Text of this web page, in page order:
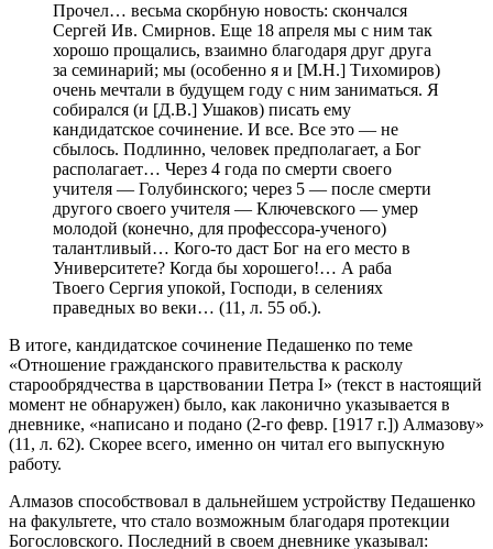
Прочел… весьма скорбную новость: скончался
Сергей Ив. Смирнов. Еще 18 апреля мы с ним так
хорошо прощались, взаимно благодаря друг друга
за семинарий; мы (особенно я и [М.Н.] Тихомиров)
очень мечтали в будущем году с ним заниматься. Я
собирался (и [Д.В.] Ушаков) писать ему
кандидатское сочинение. И все. Все это — не
сбылось. Подлинно, человек предполагает, а Бог
располагает… Через 4 года по смерти своего
учителя — Голубинского; через 5 — после смерти
другого своего учителя — Ключевского — умер
молодой (конечно, для профессора-ученого)
талантливый… Кого-то даст Бог на его место в
Университете? Когда бы хорошего!… А раба
Твоего Сергия упокой, Господи, в селениях
праведных во веки… (11, л. 55 об.).
В итоге, кандидатское сочинение Педашенко по теме
«Отношение гражданского правительства к расколу
старообрядчества в царствовании Петра I» (текст в настоящий
момент не обнаружен) было, как лаконично указывается в
дневнике, «написано и подано (2-го февр. [1917 г.]) Алмазову»
(11, л. 62). Скорее всего, именно он читал его выпускную
работу.
Алмазов способствовал в дальнейшем устройству Педашенко
на факультете, что стало возможным благодаря протекции
Богословского. Последний в своем дневнике указывал: